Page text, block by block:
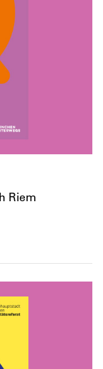
Riem